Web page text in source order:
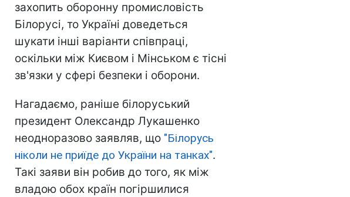
захопить оборонну промисловість
Білорусі, то Україні доведеться
шукати інші варіанти співпраці,
оскільки між Києвом і Мінськом є тісні
зв'язки у сфері безпеки і оборони.
Нагадаємо, раніше білоруський
президент Олександр Лукашенко
неодноразово заявляв, що "Білорусь
ніколи не приїде до України на танках".
Такі заяви він робив до того, як між
владою обох країн погіршилися